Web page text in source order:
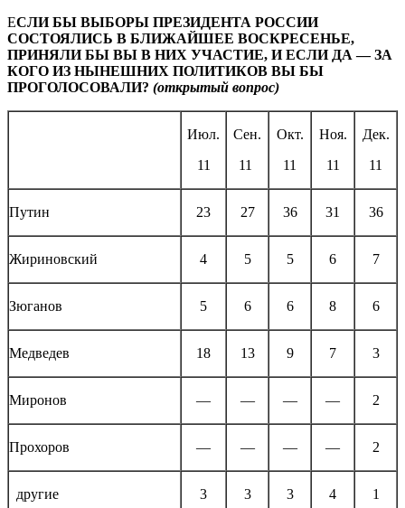
ЕСЛИ БЫ ВЫБОРЫ ПРЕЗИДЕНТА РОССИИ
СОСТОЯЛИСЬ В БЛИЖАЙШЕЕ ВОСКРЕСЕНЬЕ,
ПРИНЯЛИ БЫ ВЫ В НИХ УЧАСТИЕ, И ЕСЛИ ДА — ЗА
КОГО ИЗ НЫНЕШНИХ ПОЛИТИКОВ ВЫ БЫ
ПРОГОЛОСОВАЛИ? (открытый вопрос)
Июл.
11
Сен.
11
Окт.
11
Ноя.
11
Дек.
11
Путин 23 27 36 31 36
Жириновский 4 5 5 6 7
Зюганов 5 6 6 8 6
Медведев 18 13 9 7 3
Миронов — — — — 2
Прохоров — — — — 2
другие 3 3 3 4 1